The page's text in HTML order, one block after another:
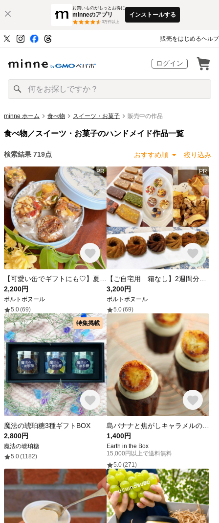
お買いものがもっとお得に
minneのアプリ
3万件以上
インストールする
販売をはじめるヘルプ
ログイン
minne ホーム 食べ物 スイーツ・お菓子 販売中の作品
食べ物／スイーツ・お菓子のハンドメイド作品一覧
おすすめ順 絞り込み
検索結果 719点
PR
2,200円
ポルトボヌール
5.0(69)
PR
3,200円
ポルトボヌール
5.0(69)
特集掲載
魔法の琥珀糖3種ギフトBOX
2,800円
魔法の琥珀糖
5.0(1182)
1,400円
Earth in the Box
15,000円以上で送料無料
5.0(271)